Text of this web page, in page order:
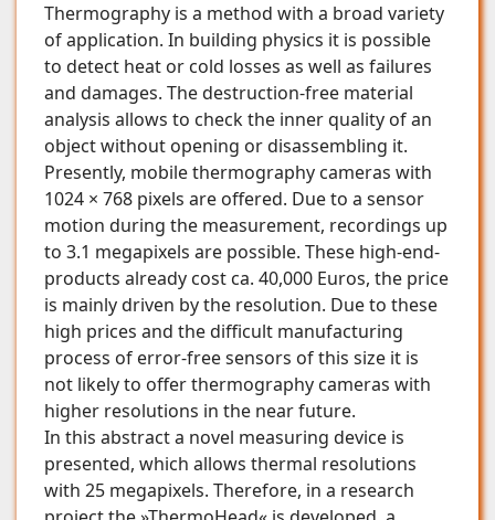
Thermography is a method with a broad variety
of application. In building physics it is possible
to detect heat or cold losses as well as failures
and damages. The destruction-free material
analysis allows to check the inner quality of an
object without opening or disassembling it.
Presently, mobile thermography cameras with
1024 × 768 pixels are offered. Due to a sensor
motion during the measurement, recordings up
to 3.1 megapixels are possible. These high-end-
products already cost ca. 40,000 Euros, the price
is mainly driven by the resolution. Due to these
high prices and the difficult manufacturing
process of error-free sensors of this size it is
not likely to offer thermography cameras with
higher resolutions in the near future.
In this abstract a novel measuring device is
presented, which allows thermal resolutions
with 25 megapixels. Therefore, in a research